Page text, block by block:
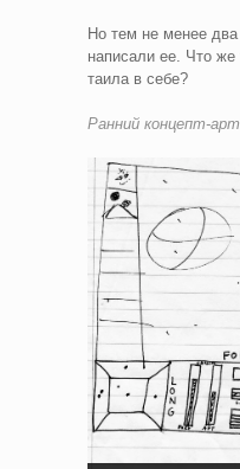
Но тем не менее два
написали ее. Что же
таила в себе?
Ранний концепт-